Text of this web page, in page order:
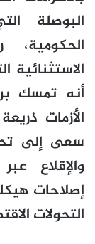
البوصلة
أنه تمسك
الأزمات
سعى إلى
والإقلاع
إصلاحات
التحولات